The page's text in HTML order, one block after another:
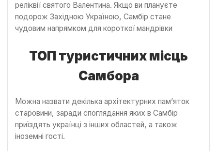
реліквії святого Валентина. Якщо ви плануєте
подорож Західною Україною, Самбір стане
чудовим напрямком для короткої мандрівки
ТОП туристичних місць
Самбора
Можна назвати декілька архітектурних пам’яток
старовини, заради споглядання яких в Самбір
приїздять українці з інших областей, а також
іноземні гості.